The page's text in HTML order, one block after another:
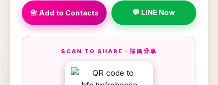
📇 Add to Contacts 💬 LINE Now
SCAN TO SHARE · 掃碼分享